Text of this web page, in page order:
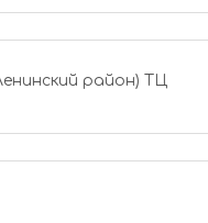
район) ТЦ